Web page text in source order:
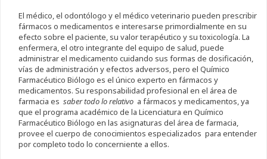
El médico, el odontólogo y el médico veterinario pueden prescribir
fármacos o medicamentos e interesarse primordialmente en su
efecto sobre el paciente, su valor terapéutico y su toxicología. La
enfermera, el otro integrante del equipo de salud, puede
administrar el medicamento cuidando sus formas de dosificación,
vías de administración y efectos adversos, pero el Químico
Farmacéutico Biólogo es el único experto en fármacos y
medicamentos. Su responsabilidad profesional en el área de
farmacia es saber todo lo relativo a fármacos y medicamentos, ya
que el programa académico de la Licenciatura en Químico
Farmacéutico Biólogo en las asignaturas del área de farmacia,
provee el cuerpo de conocimientos especializados para entender
por completo todo lo concerniente a ellos.